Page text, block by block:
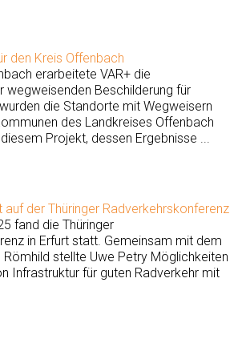
den Kreis Offenbach
erarbeitete VAR+ die
wegweisenden Beschilderung für
die Standorte mit Wegweisern
des Landkreises Offenbach
Projekt, dessen Ergebnisse ...
auf der Thüringer Radverkehrskonferenz
fand die Thüringer
in Erfurt statt. Gemeinsam mit dem
stellte Uwe Petry Möglichkeiten
Infrastruktur für guten Radverkehr mit